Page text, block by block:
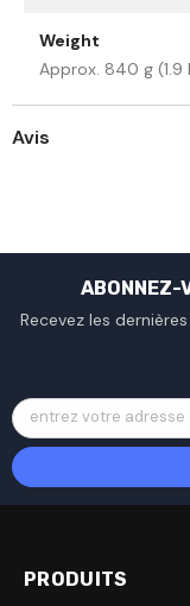
Weight
Approx. 840 g (1.9
Avis
ABONNEZ-
Recevez les
entrez votre adresse
PRODUITS